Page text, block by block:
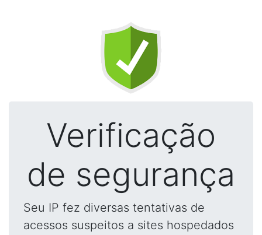
Verificação
de segurança
Seu IP fez diversas tentativas de
acessos suspeitos a sites hospedados